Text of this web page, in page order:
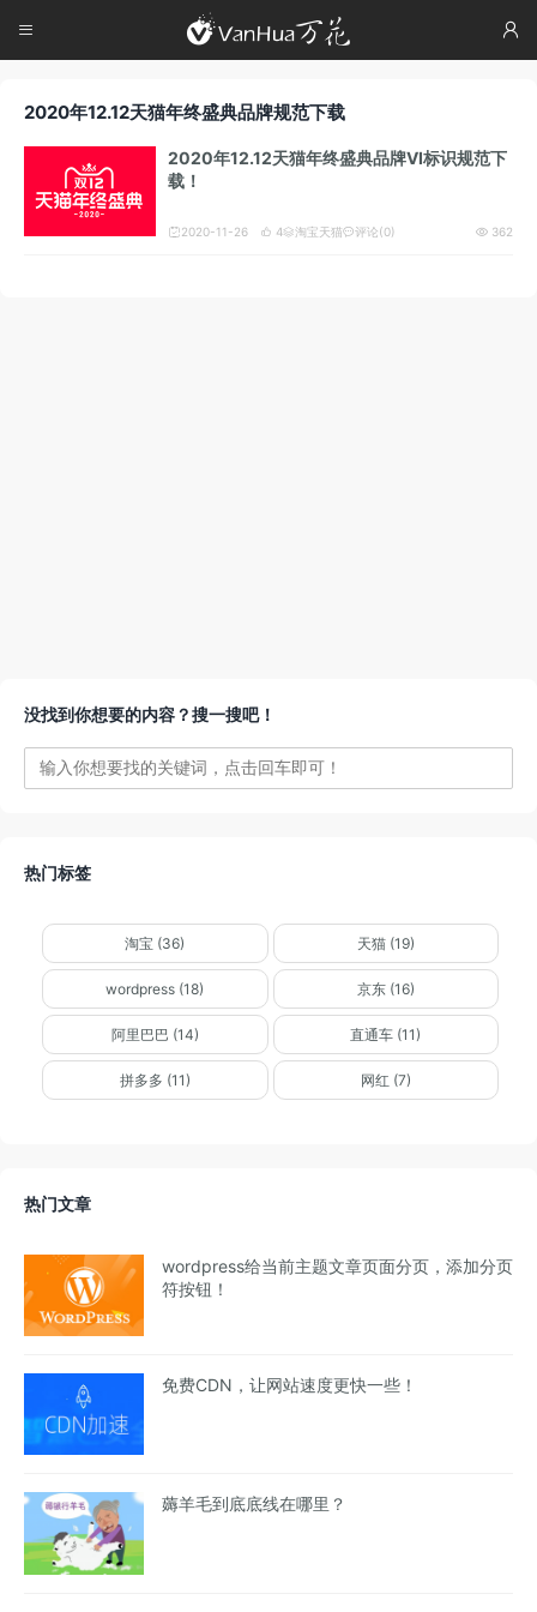

 
2020年12.12天猫年终盛典品牌规范下载
2020年12.12天猫年终盛典品牌VI标识规范下
载！
 2020-11-26  4  362
淘宝天猫评论(0)
没找到你想要的内容？搜一搜吧！
热门标签
淘宝 (36) 天猫 (19)
wordpress (18) 京东 (16)
阿里巴巴 (14) 直通车 (11)
拼多多 (11) 网红 (7)
热门文章
wordpress给当前主题文章页面分页，添加分页
符按钮！
免费CDN，让网站速度更快一些！
薅羊毛到底底线在哪里？